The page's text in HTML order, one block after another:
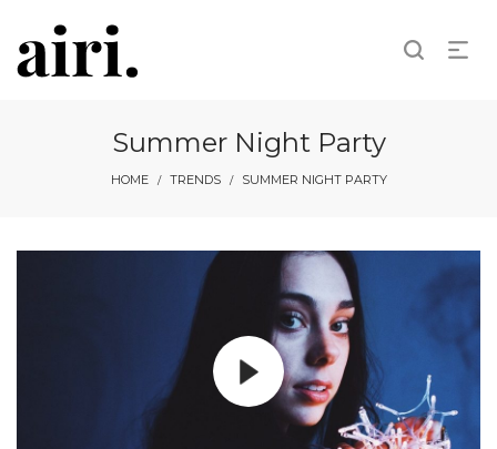
Summer Night Party
HOME / TRENDS / SUMMER NIGHT PARTY